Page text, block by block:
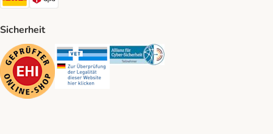
Sicherheit
Security Security Security